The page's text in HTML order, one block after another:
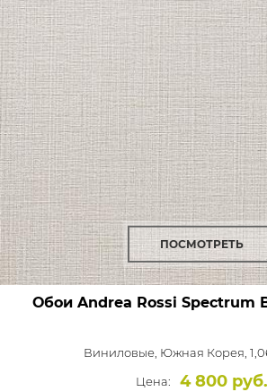
ПОСМОТРЕТЬ
Обои Andrea Rossi Spectrum
Виниловые, Южная Корея,
Цена:
4 800 руб.